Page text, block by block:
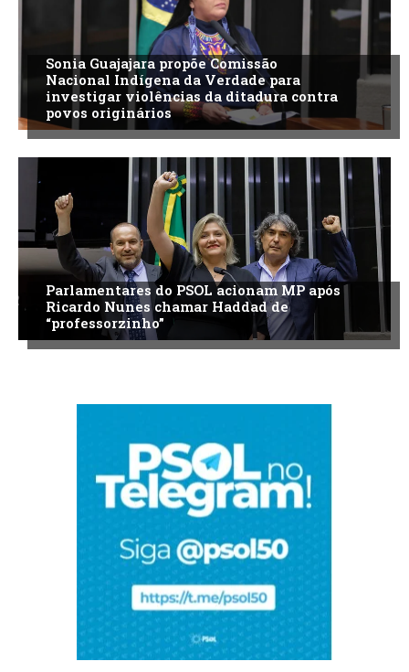
Sonia Guajajara propõe Comissão
Nacional Indígena da Verdade para
investigar violências da ditadura contra
povos originários
Parlamentares do PSOL acionam MP após
Ricardo Nunes chamar Haddad de
“professorzinho”